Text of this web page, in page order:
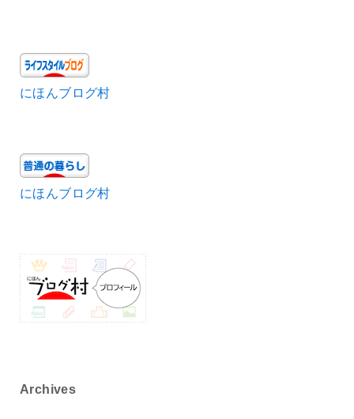
にほんブログ村
にほんブログ村
Archives